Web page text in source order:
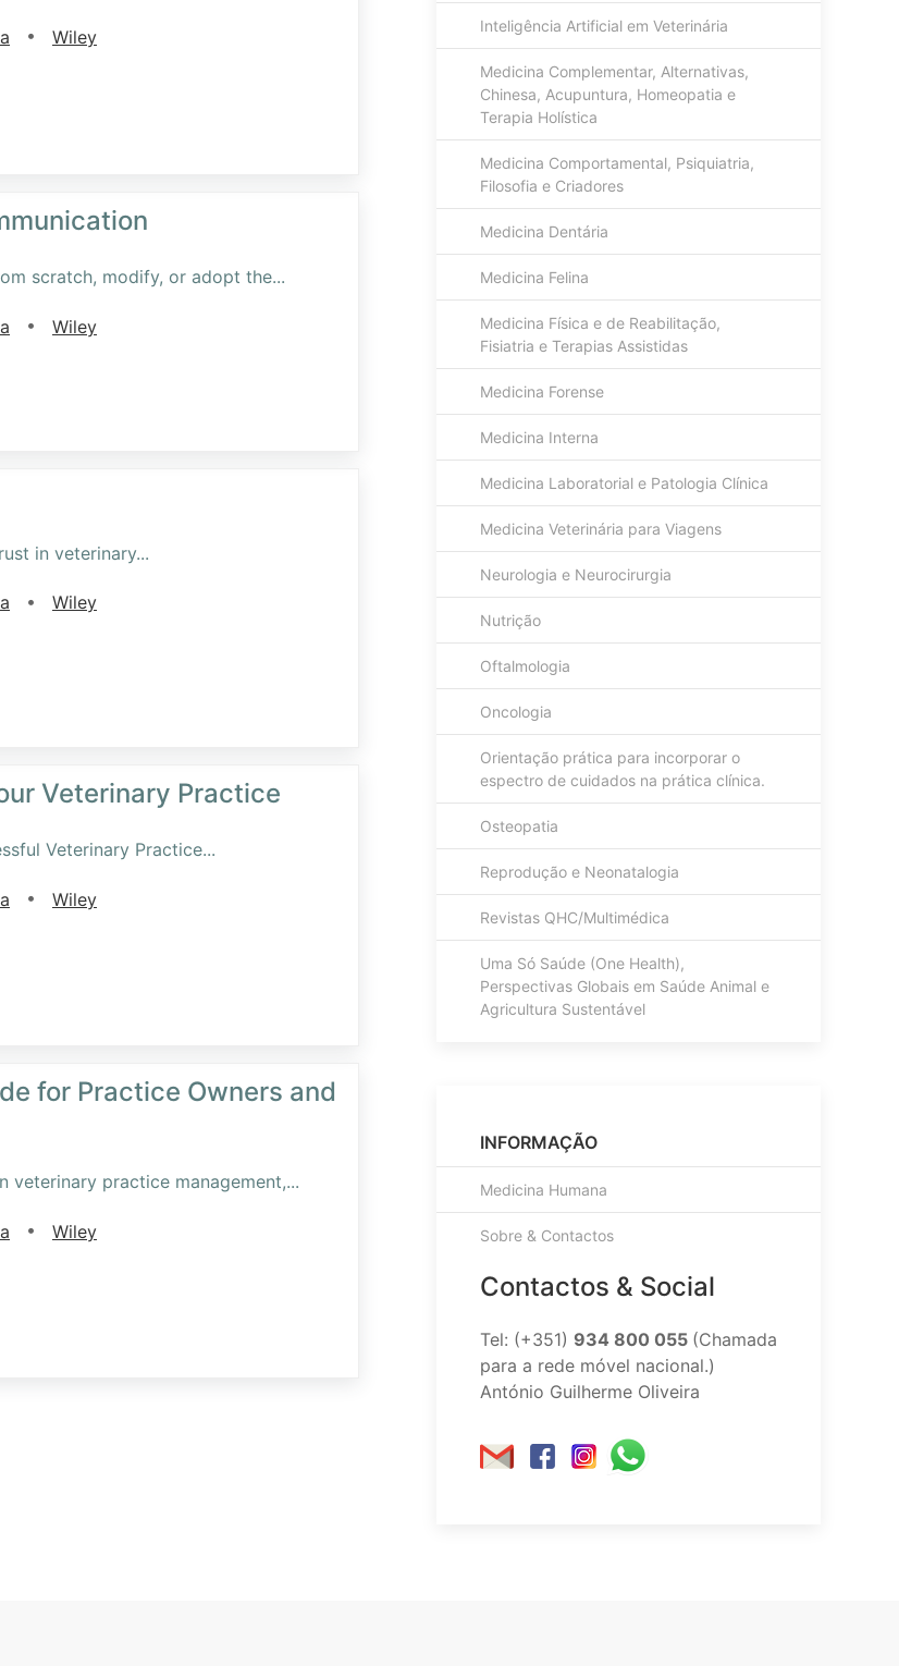
• Wiley
scratch, modify, or adopt the...
• Wiley
in veterinary...
• Wiley
Veterinary Practice
Veterinary Practice...
• Wiley
for Practice Owners and
veterinary practice management,...
• Wiley
Inteligência Artificial em Veterinária
Medicina Complementar, Alternativas,
Chinesa, Acupuntura, Homeopatia e
Terapia Holística
Medicina Comportamental, Psiquiatria,
Filosofia e Criadores
Medicina Dentária
Medicina Felina
Medicina Física e de Reabilitação,
Fisiatria e Terapias Assistidas
Medicina Forense
Medicina Interna
Medicina Laboratorial e Patologia Clínica
Medicina Veterinária para Viagens
Neurologia e Neurocirurgia
Nutrição
Oftalmologia
Oncologia
Orientação prática para incorporar o
espectro de cuidados na prática clínica.
Osteopatia
Reprodução e Neonatalogia
Revistas QHC/Multimédica
Uma Só Saúde (One Health),
Perspectivas Globais em Saúde Animal e
Agricultura Sustentável
INFORMAÇÃO
Medicina Humana
Sobre & Contactos
Contactos & Social
Tel: (+351) 934 800 055 (Chamada
para a rede móvel nacional.)
António Guilherme Oliveira